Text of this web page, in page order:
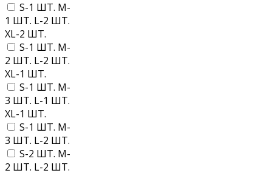
S-1 ШТ. M-
1 ШТ. L-2 ШТ.
XL-2 ШТ.
S-1 ШТ. M-
2 ШТ. L-2 ШТ.
XL-1 ШТ.
S-1 ШТ. M-
3 ШТ. L-1 ШТ.
XL-1 ШТ.
S-1 ШТ. M-
3 ШТ. L-2 ШТ.
S-2 ШТ. M-
2 ШТ. L-2 ШТ.